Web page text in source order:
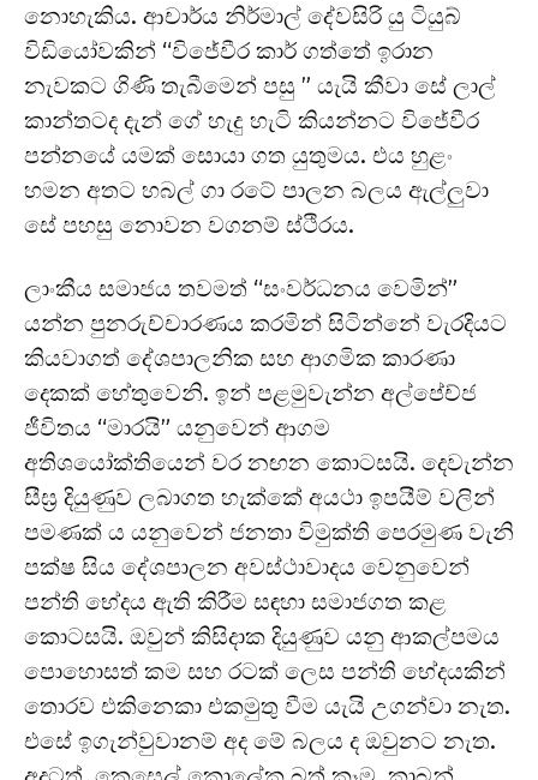
නොහැකිය. ආචාර්ය නිර්මාල් දේවසිරි යු ටියුබ්
විඩියෝවකින් “විජේවීර කාර් ගත්තේ ඉරාන
නැවකට ගිණි තැබීමෙන් පසු ” යැයි කීවා සේ ලාල්
කාන්තටද දැන් ගේ හැදු හැටි කියන්නට විජේවීර
පන්නයේ යමක් සොයා ගත යුතුමය. එය හුළං
හමන අතට හබල් ගා රටේ පාලන බලය ඇල්ලුවා
සේ පහසු නොවන වගනම් ස්ථිරය.
ලාංකීය සමාජය තවමත් “සංවර්ධනය වෙමින්”
යන්න පුනරුච්චාරණය කරමින් සිටින්නේ වැරදියට
කියවාගත් දේශපාලනික සහ ආගමික කාරණා
දෙකක් හේතුවෙනි. ඉන් පළමුවැන්න අල්පේච්ජ
ජීවිතය “මාරයි” යනුවෙන් ආගම
අතිශයෝක්තියෙන් වර නඟන කොටසයි. දෙවැන්න
සීඝ්‍ර දියුණුව ලබාගත හැක්කේ අයථා ඉපයීම් වලින්
පමණක් ය යනුවෙන් ජනතා විමුක්ති පෙරමුණ වැනි
පක්ෂ සිය දේශපාලන අවස්ථාවාදය වෙනුවෙන්
පන්ති භේදය ඇති කිරීම සඳහා සමාජගත කළ
කොටසයි. ඔවුන් කිසිදාක දියුණුව යනු ආකල්පමය
පොහොසත් කම සහ රටක් ලෙස පන්ති භේදයකින්
තොරව එකිනෙකා එකමුතු වීම යැයි උගන්වා නැත.
එසේ ඉගැන්වුවානම් අද මේ බලය ද ඔවුනට නැත.